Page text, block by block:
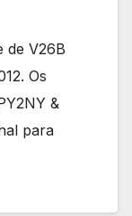
de V26B
Os
&
para